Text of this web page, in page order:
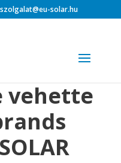
solar.hu
vehette